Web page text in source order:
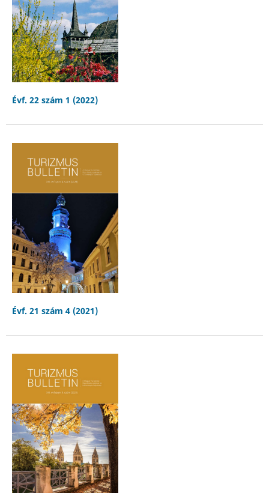
Évf. 22 szám 1 (2022)
Évf. 21 szám 4 (2021)